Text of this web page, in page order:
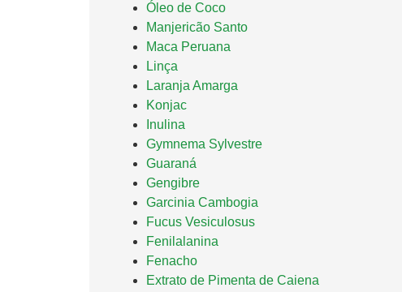
Óleo de Coco
Manjericão Santo
Maca Peruana
Linça
Laranja Amarga
Konjac
Inulina
Gymnema Sylvestre
Guaraná
Gengibre
Garcinia Cambogia
Fucus Vesiculosus
Fenilalanina
Fenacho
Extrato de Pimenta de Caiena